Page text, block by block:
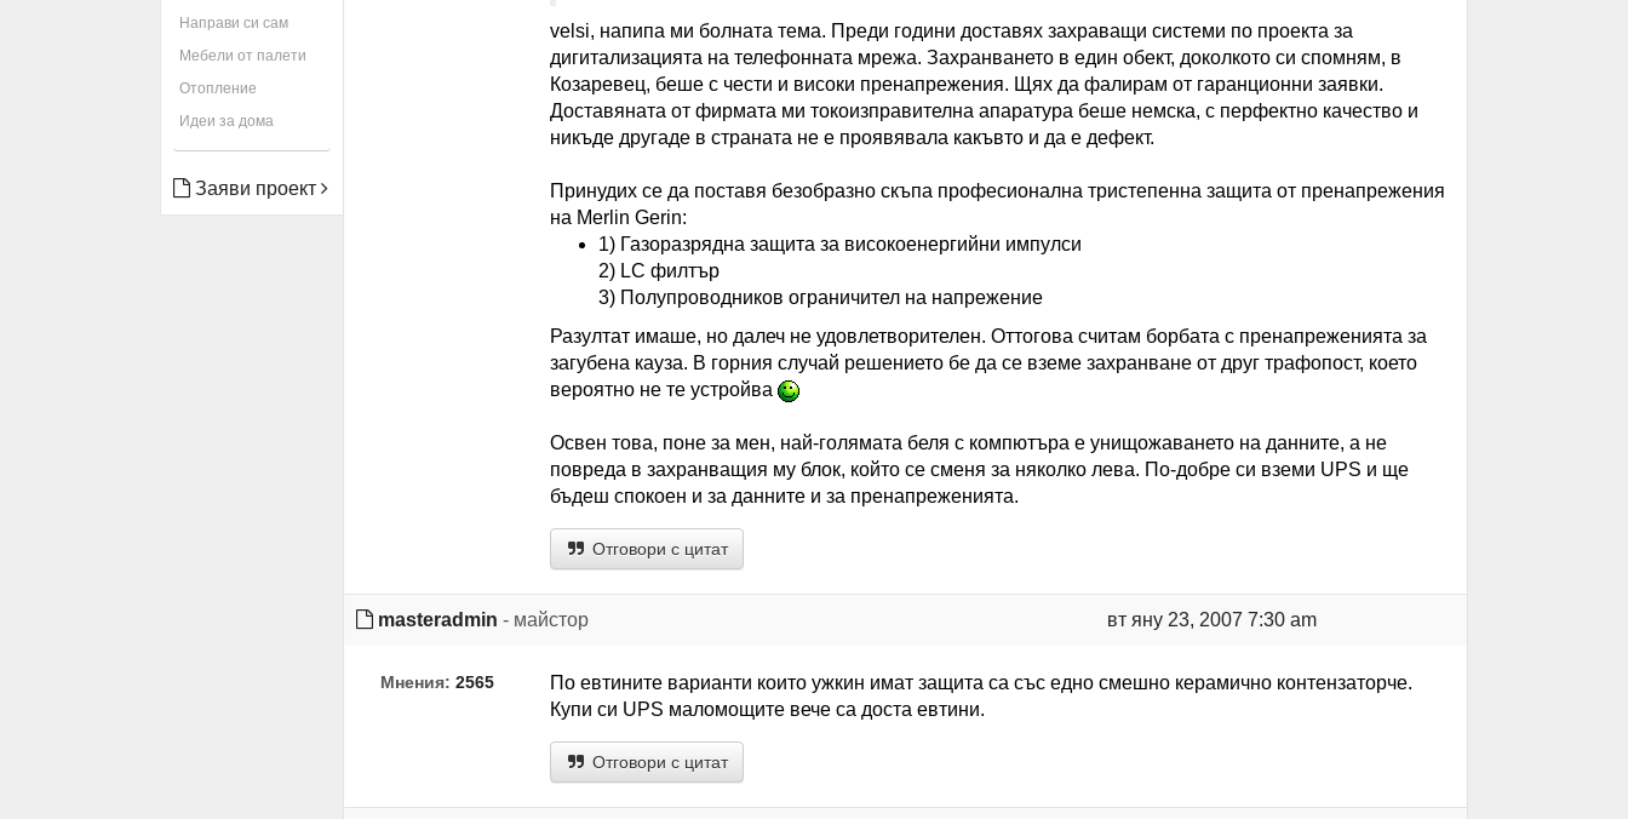
Направи си сам
Мебели от палети
Отопление
Идеи за дома
Заяви проект
velsi, напипа ми болната тема. Преди години доставях захраващи системи по проекта за
дигитализацията на телефонната мрежа. Захранването в един обект, доколкото си спомням, в
Козаревец, беше с чести и високи пренапрежения. Щях да фалирам от гаранционни заявки.
Доставяната от фирмата ми токоизправителна апаратура беше немска, с перфектно качество и
никъде другаде в страната не е проявявала какъвто и да е дефект.
Принудих се да поставя безобразно скъпа професионална тристепенна защита от пренапрежения
на Merlin Gerin:
1) Газоразрядна защита за високоенергийни импулси
2) LC филтър
3) Полупроводников ограничител на напрежение
Разултат имаше, но далеч не удовлетворителен. Оттогова считам борбата с пренапреженията за
загубена кауза. В горния случай решението бе да се вземе захранване от друг трафопост, което
вероятно не те устройва
Освен това, поне за мен, най-голямата беля с компютъра е унищожаването на данните, а не
повреда в захранващия му блок, който се сменя за няколко лева. По-добре си вземи UPS и ще
бъдеш спокоен и за данните и за пренапреженията.
Отговори с цитат
masteradmin - майстор вт яну 23, 2007 7:30 am
Мнения: 2565
По евтините варианти които ужкин имат защита са със едно смешно керамично контензаторче.
Купи си UPS маломощите вече са доста евтини.
Отговори с цитат